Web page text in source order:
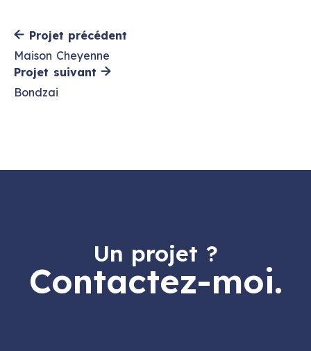
Projet précédent
Maison Cheyenne
Projet suivant
Bondzai
Un projet ?
Contactez-moi.